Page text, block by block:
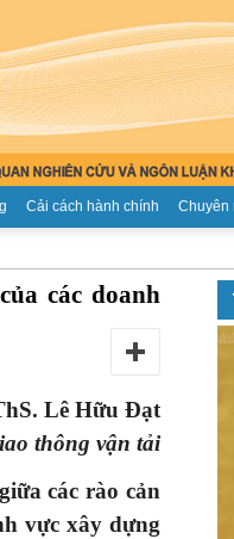
Cải cách hành chính Chuyên
các doanh
Lê Hữu Đạt
thông vận tải
các rào cản
vực xây dựng